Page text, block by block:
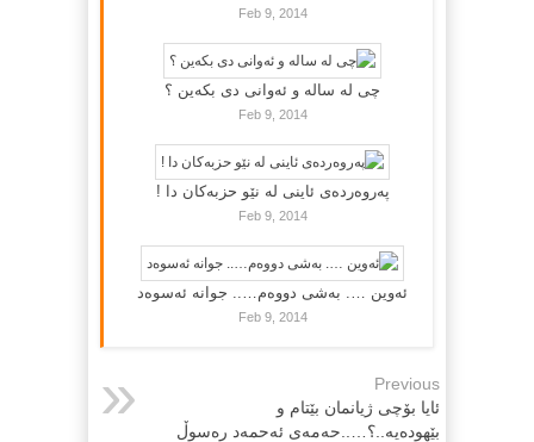
Feb 9, 2014
چی لە سالە و ئەوانی دی بكەین ؟
Feb 9, 2014
پەروەردەی ئاینی لە نێو حزبەکان دا !
Feb 9, 2014
ئەوین …. بەشی دووەم….. جوانە ئەسوەد
Feb 9, 2014
Previous
ئایا بۆچی ژیانمان بێتام و
بێهوده‌یه‌..؟…..حه‌مه‌ی ئه‌حمه‌د ره‌سوڵ